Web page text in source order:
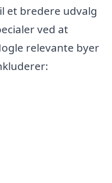
et bredere udvalg
ved at
relevante byer